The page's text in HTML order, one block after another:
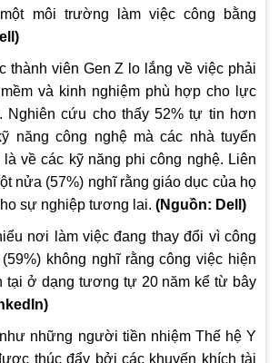
môi trường làm việc công bằng
thành viên Gen Z lo lắng về việc phải
và kinh nghiệm phù hợp cho lực
Nghiên cứu cho thấy 52% tự tin hơn
năng công nghệ mà các nhà tuyển
về các kỹ năng phi công nghệ. Liên
nửa (57%) nghĩ rằng giáo dục của họ
sự nghiệp tương lai. (Nguồn: Dell)
nơi làm việc đang thay đổi vì công
không nghĩ rằng công việc hiện
tại ở dạng tương tự 20 năm kể từ bây
những người tiền nhiệm Thế hệ Y
thúc đẩy bởi các khuyến khích tài